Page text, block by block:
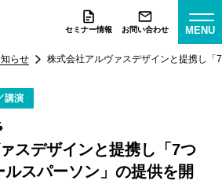
セミナー情報 お問い合わせ MENU
らせ 株式会社アルヴァスデザインと提携し
講演
スデザインと提携し「7つ
スパーソン」の提供を開